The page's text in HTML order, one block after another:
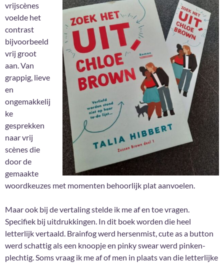
vrijscènes
voelde het
contrast
bijvoorbeeld
vrij groot
aan. Van
grappig, lieve
en
ongemakkelij
ke
gesprekken
naar vrij
scènes die
door de
gemaakte
woordkeuzes met momenten behoorlijk plat aanvoelen.
Maar ook bij de vertaling stelde ik me af en toe vragen.
Specifiek bij uitdrukkingen. In dit boek worden die heel
letterlijk vertaald. Brainfog werd hersenmist, cute as a button
werd schattig als een knoopje en pinky swear werd pinken-
plechtig. Soms vraag ik me af of men in plaats van die letterlijke